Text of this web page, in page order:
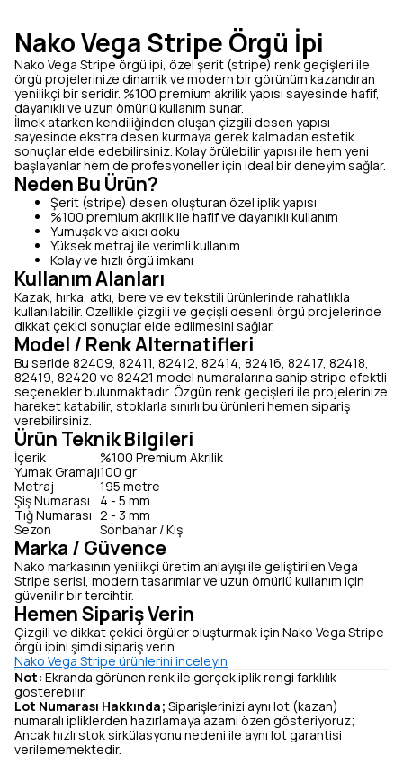
Nako Vega Stripe Örgü İpi
Nako Vega Stripe örgü ipi, özel şerit (stripe) renk geçişleri ile
örgü projelerinize dinamik ve modern bir görünüm kazandıran
yenilikçi bir seridir. %100 premium akrilik yapısı sayesinde hafif,
dayanıklı ve uzun ömürlü kullanım sunar.
İlmek atarken kendiliğinden oluşan çizgili desen yapısı
sayesinde ekstra desen kurmaya gerek kalmadan estetik
sonuçlar elde edebilirsiniz. Kolay örülebilir yapısı ile hem yeni
başlayanlar hem de profesyoneller için ideal bir deneyim sağlar.
Neden Bu Ürün?
Şerit (stripe) desen oluşturan özel iplik yapısı
%100 premium akrilik ile hafif ve dayanıklı kullanım
Yumuşak ve akıcı doku
Yüksek metraj ile verimli kullanım
Kolay ve hızlı örgü imkanı
Kullanım Alanları
Kazak, hırka, atkı, bere ve ev tekstili ürünlerinde rahatlıkla
kullanılabilir. Özellikle çizgili ve geçişli desenli örgü projelerinde
dikkat çekici sonuçlar elde edilmesini sağlar.
Model / Renk Alternatifleri
Bu seride 82409, 82411, 82412, 82414, 82416, 82417, 82418,
82419, 82420 ve 82421 model numaralarına sahip stripe efektli
seçenekler bulunmaktadır. Özgün renk geçişleri ile projelerinize
hareket katabilir, stoklarla sınırlı bu ürünleri hemen sipariş
verebilirsiniz.
Ürün Teknik Bilgileri
İçerik
%100 Premium Akrilik
Yumak Gramajı100 gr
Metraj
195 metre
Şiş Numarası
4 - 5 mm
Tığ Numarası 2 - 3 mm
Sezon
Sonbahar / Kış
Marka / Güvence
Nako markasının yenilikçi üretim anlayışı ile geliştirilen Vega
Stripe serisi, modern tasarımlar ve uzun ömürlü kullanım için
güvenilir bir tercihtir.
Hemen Sipariş Verin
Çizgili ve dikkat çekici örgüler oluşturmak için Nako Vega Stripe
örgü ipini şimdi sipariş verin.
Nako Vega Stripe ürünlerini inceleyin
Not: Ekranda görünen renk ile gerçek iplik rengi farklılık
gösterebilir.
Lot Numarası Hakkında; Siparişlerinizi aynı lot (kazan)
numaralı ipliklerden hazırlamaya azami özen gösteriyoruz;
Ancak hızlı stok sirkülasyonu nedeni ile aynı lot garantisi
verilememektedir.